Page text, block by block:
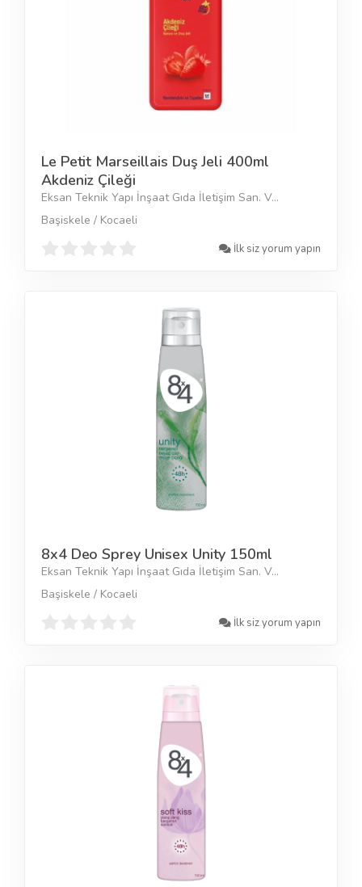
Le Petit Marseillais Duş Jeli 400ml
Akdeniz Çileği
Eksan Teknik Yapı İnşaat Gıda İletişim San. V...
Başiskele / Kocaeli
İlk siz yorum yapın
8x4 Deo Sprey Unisex Unity 150ml
Eksan Teknik Yapı İnşaat Gıda İletişim San. V...
Başiskele / Kocaeli
İlk siz yorum yapın